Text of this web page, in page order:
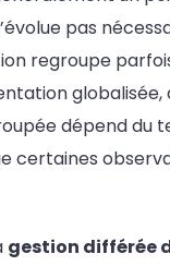
pas
regroupe
globalisée,
dépend du
certaines
gestion différée